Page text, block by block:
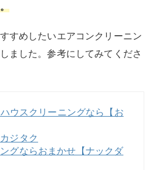
すめしたいエアコンクリーニン
ました。参考にしてみてくださ
ウスクリーニングなら【お
ジタク
グならおまかせ【ナックダ